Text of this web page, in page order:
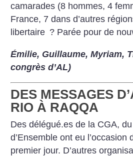
camarades (8 hommes, 4
France, 7 dans d’autres
libertaire ? Parée pour de
Émilie, Guillaume, Myriam,
congrès d’AL)
DES MESSAGES
RIO À RAQQA
Des délégué.es de la CGA,
d’Ensemble ont eu l’occasion
premier jour. D’autres